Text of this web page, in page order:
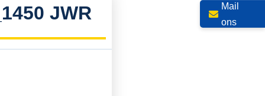
JWR
Mail
ons